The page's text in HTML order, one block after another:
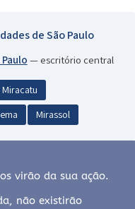
de São Paulo
— escritório central
Miracatu
Mirassol
virão da sua ação.
não existirão